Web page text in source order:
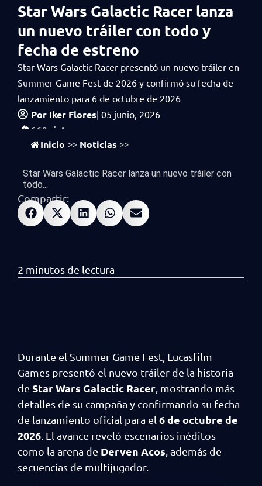
Star Wars Galactic Racer lanza
un nuevo tráiler con todo y
fecha de estreno
Star Wars Galactic Racer presentó un nuevo tráiler en
Summer Game Fest de 2026 y confirmó su fecha de
lanzamiento para 6 de octubre de 2026
Por Iker Flores| 05 junio, 2026
660 vistas
Inicio >> Noticias >>
Star Wars Galactic Racer lanza un nuevo tráiler con
todo...
Compartir:
Durante el Summer Game Fest, Lucasfilm
Games presentó el nuevo tráiler de la historia
de Star Wars Galactic Racer , mostrando más
detalles de su campaña y confirmando su fecha
de lanzamiento oficial para el 6 de octubre de
2026 . El avance reveló escenarios inéditos
como la arena de Derven Acos , además de
secuencias de multijugador.